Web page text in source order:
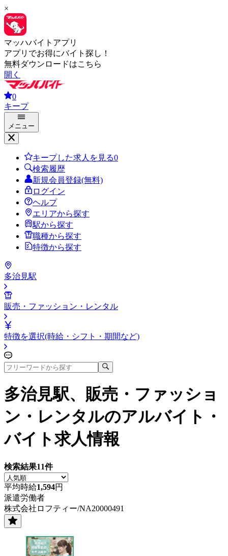
×
マッハバイトアプリ
アプリでお得にバイト探し！
無料ダウンロードはこちら
開く
0
キープ
メニュー
キープした求人を見る0
検索履歴
新規会員登録(無料)
ログイン
ヘルプ
エリアから探す
駅から探す
職種から探す
特徴から探す
多治見駅
販売・ファッション・レンタル
特徴を選択(時給・シフト・期間など)
多治見駅、販売・ファッショ
ン・レンタルのアルバイト・
バイト求人情報
検索結果11件
平均時給1,594円
派遣労働者
株式会社ロフティー/NA20000491